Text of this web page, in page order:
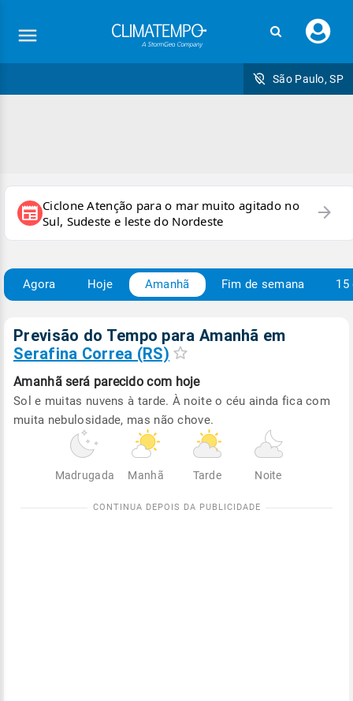
seu
São Paulo, SP
newspaper Ciclone Atenção para o mar muito agitado no
Sul, Sudeste e leste do Nordeste
arrow_forward
Agora Hoje Amanhã Fim de semana 15
Previsão do Tempo para Amanhã em
Serafina Correa (RS)
Amanhã será parecido com hoje
Sol e muitas nuvens à tarde. À noite o céu ainda fica com
muita nebulosidade, mas não chove.
Madrugada Manhã Tarde Noite